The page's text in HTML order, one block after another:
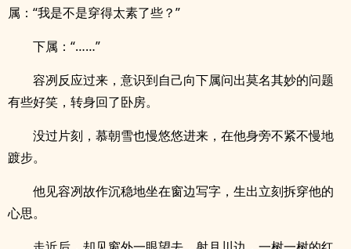
属：“我是不是穿得太素了些？”
下属：“……”
容冽反应过来，意识到自己向下属问出莫名其妙的问题
有些好笑，转身回了卧房。
没过片刻，慕朝雪也慢悠悠进来，在他身旁不紧不慢地
踱步。
他见容冽故作沉稳地坐在窗边写字，生出立刻拆穿他的
心思。